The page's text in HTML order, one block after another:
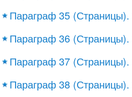
Параграф 35
Параграф 36
Параграф 37
Параграф 38